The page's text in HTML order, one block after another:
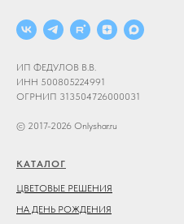
ИП ФЕДУЛОВ В.В.
ИНН 500805224991
ОГРНИП 313504726000031
© 2017-2026 Onlyshar.ru
КАТАЛОГ
ЦВЕТОВЫЕ РЕШЕНИЯ
НА ДЕНЬ РОЖДЕНИЯ